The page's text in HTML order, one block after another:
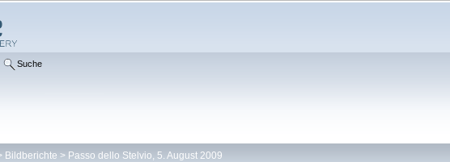
Suche
Bildberichte > Passo dello Stelvio, 5. August 2009